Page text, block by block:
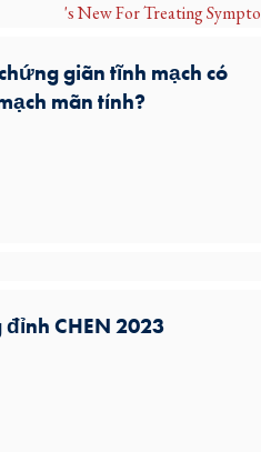
giãn tĩnh mạch có
mãn tính?
CHEN 2023